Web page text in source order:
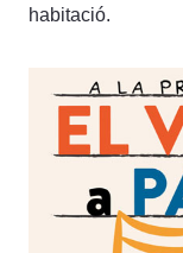
habitació.